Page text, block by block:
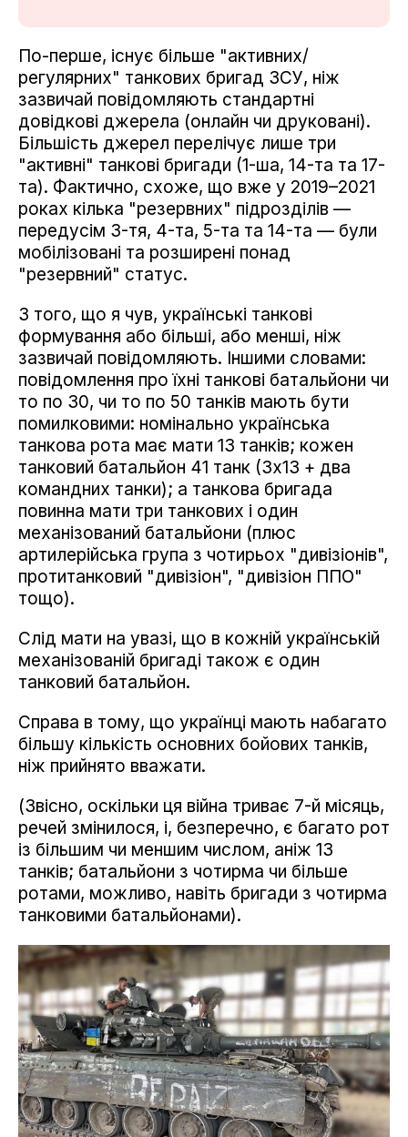
По-перше, існує більше "активних/
регулярних" танкових бригад ЗСУ, ніж
зазвичай повідомляють стандартні
довідкові джерела (онлайн чи друковані).
Більшість джерел перелічує лише три
"активні" танкові бригади (1-ша, 14-та та 17-
та). Фактично, схоже, що вже у 2019–2021
роках кілька "резервних" підрозділів —
передусім 3-тя, 4-та, 5-та та 14-та — були
мобілізовані та розширені понад
"резервний" статус.
З того, що я чув, українські танкові
формування або більші, або менші, ніж
зазвичай повідомляють. Іншими словами:
повідомлення про їхні танкові батальйони чи
то по 30, чи то по 50 танків мають бути
помилковими: номінально українська
танкова рота має мати 13 танків; кожен
танковий батальйон 41 танк (3х13 + два
командних танки); а танкова бригада
повинна мати три танкових і один
механізований батальйони (плюс
артилерійська група з чотирьох "дивізіонів",
протитанковий "дивізіон", "дивізіон ППО"
тощо).
Слід мати на увазі, що в кожній українській
механізованій бригаді також є один
танковий батальйон.
Справа в тому, що українці мають набагато
більшу кількість основних бойових танків,
ніж прийнято вважати.
(Звісно, оскільки ця війна триває 7-й місяць,
речей змінилося, і, безперечно, є багато рот
із більшим чи меншим числом, аніж 13
танків; батальйони з чотирма чи більше
ротами, можливо, навіть бригади з чотирма
танковими батальйонами).